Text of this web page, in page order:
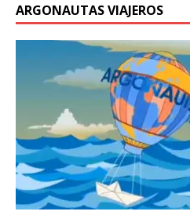
ARGONAUTAS VIAJEROS